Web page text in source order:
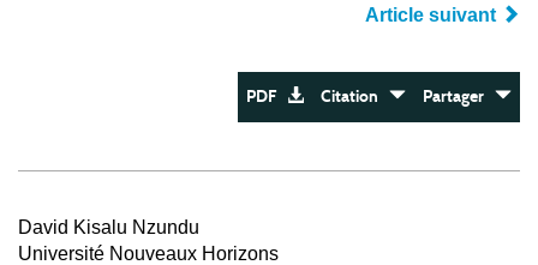
Article suivant
PDF Citation Partager
David Kisalu Nzundu
Université Nouveaux Horizons